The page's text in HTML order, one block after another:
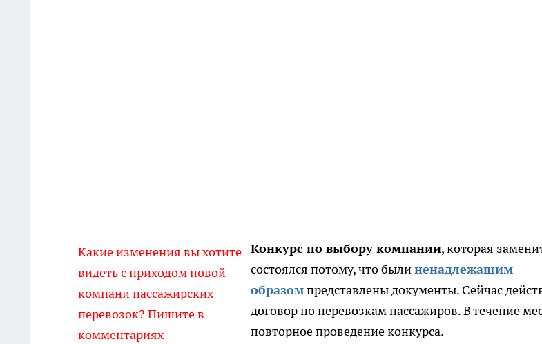
Какие изменения вы хотите
видеть с приходом новой
компани пассажирских
перевозок? Пишите в
комментариях
Конкурс по выбору компании, которая
состоялся потому, что былиненадлежащим
образомпредставлены документы. Сейчас
договор по перевозкам пассажиров. В течение
повторное проведение конкурса.